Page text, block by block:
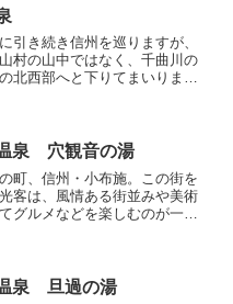
。蓼科湖の北東に位置するプ
う地区に立地し...
引き続き信州を巡りますが、
村の山中ではなく、千曲川の
北西部へと下りてまいりまし
には・・・温泉の...
泉 穴観音の湯
町、信州・小布施。この街を
客は、風情ある街並みや美術
グルメなどを楽しむのが一般
中を歩いて、街...
泉 旦過の湯